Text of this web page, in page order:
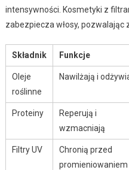
intensywności. Kosmetyki z
zabezpiecza włosy, pozwalając
Składnik Funkcje
Oleje
roślinne
Nawilżają i
Proteiny
Reperują i
wzmacniają
Filtry UV
Chronią przed
promieniowaniem